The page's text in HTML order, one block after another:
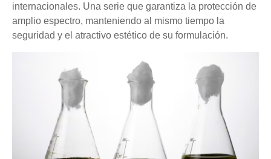
internacionales. Una serie que garantiza la protección de
amplio espectro, manteniendo al mismo tiempo la
seguridad y el atractivo estético de su formulación.